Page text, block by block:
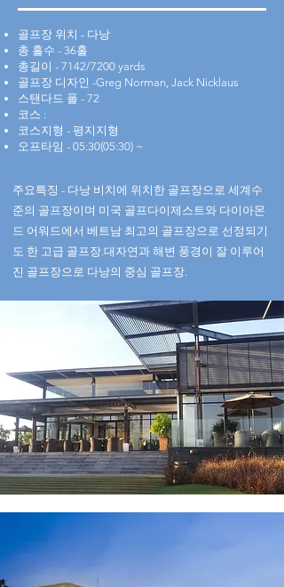
골프장 위치 - 다낭
총 홀수 - 36홀
총길이 - 7142/7200 yards
골프장 디자인 -Greg Norman, Jack Nicklaus
스탠다드 폴 - 72
코스 :
코스지형 - 평지지형
​오프타임 - 05:30(05:30) ~
​주요특징 - 다낭 비치에 위치한 골프장으로 세계수
준의 골프장이며 미국 골프다이제스트와 다이아몬
드 어워드에서 베트남 최고의 골프장으로 선정되기
도 한 고급 골프장.대자연과 해변 풍경이 잘 이루어
진 골프장으로 다낭의 중심 골프장.